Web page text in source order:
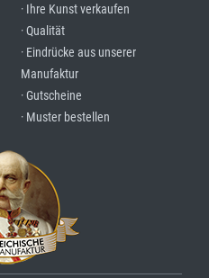
· Ihre Kunst verkaufen
· Qualität
· Eindrücke aus unserer
Manufaktur
· Gutscheine
· Muster bestellen